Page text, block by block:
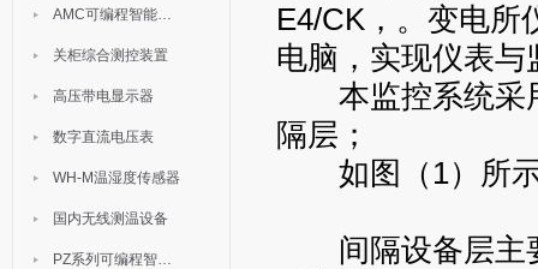
AMC可编程智能电测表
关柜综合测控装置
高压带电显示器
数字直流电压表
WH-M温湿度传感器
国内无线测温设备
PZ系列可编程智能表
E4/CK，。变电所
电脑，实现仪表
本监控系统采用
隔层；
如图（1）所
间隔设备层主要